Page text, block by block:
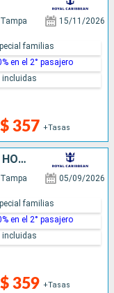
Tampa 15/11/2026
357 +Tasas
familias
en el 2° pasajero
incluidas
ESTADOS UNIDOS, MÉXICO, BELICE, HONDURAS
Tampa 05/09/2026
359 +Tasas
familias
en el 2° pasajero
incluidas